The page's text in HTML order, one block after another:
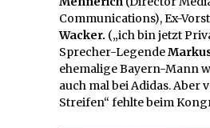
Communications), Ex-
Wacker. („ich bin jetzt
Sprecher-Legende
ehemalige Bayern-Mann
auch mal bei Adidas. Aber
Streifen“ fehlte beim